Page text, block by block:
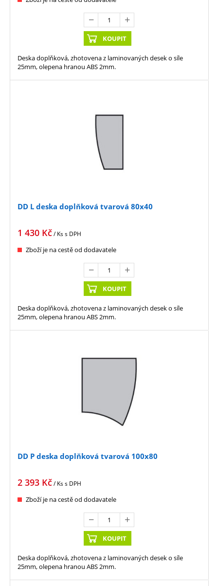
KOUPIT
Deska doplňková, zhotovena z laminovaných desek o síle
25mm, olepena hranou ABS 2mm.
DD L deska doplňková tvarová 80x40
1 430 Kč/ Kss DPH
Zboží je na cestě od dodavatele
KOUPIT
Deska doplňková, zhotovena z laminovaných desek o síle
25mm, olepena hranou ABS 2mm.
DD P deska doplňková tvarová 100x80
2 393 Kč/ Kss DPH
Zboží je na cestě od dodavatele
KOUPIT
Deska doplňková, zhotovena z laminovaných desek o síle
25mm, olepena hranou ABS 2mm.